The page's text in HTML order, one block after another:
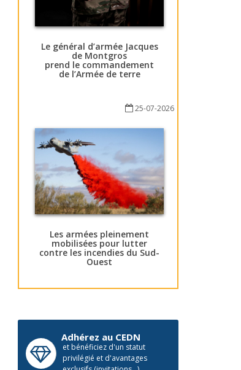
Le général d’armée Jacques
de Montgros
prend le commandement
de l’Armée de terre
25-07-2026
Les armées pleinement
mobilisées pour lutter
contre les incendies du Sud-
Ouest
Adhérez au CEDN
et bénéficiez d'un statut
privilégié et d'avantages